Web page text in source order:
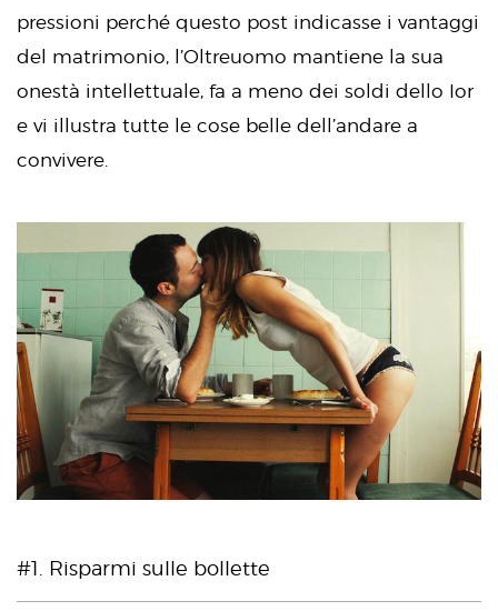
pressioni perché questo post indicasse i vantaggi
del matrimonio, l’Oltreuomo mantiene la sua
onestà intellettuale, fa a meno dei soldi dello Ior
e vi illustra tutte le cose belle dell’andare a
convivere.
#1. Risparmi sulle bollette